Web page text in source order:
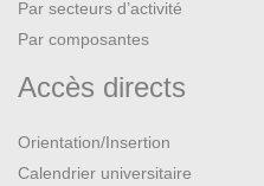
Par secteurs d’activité
Par composantes
Accès directs
Orientation/Insertion
Calendrier universitaire